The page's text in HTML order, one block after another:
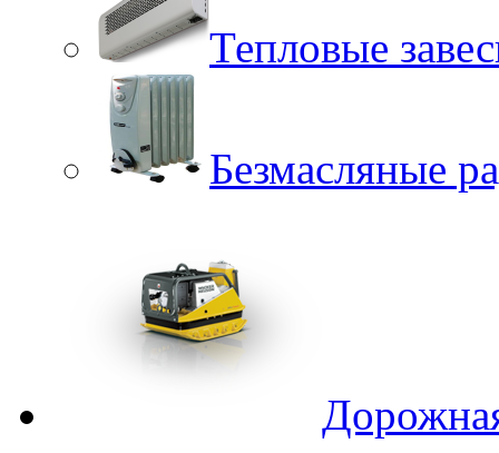
Тепловые
Безмасляные